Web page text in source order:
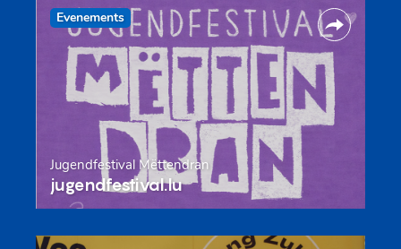
Evenements
Jugendfestival Mëttendran
jugendfestival.lu